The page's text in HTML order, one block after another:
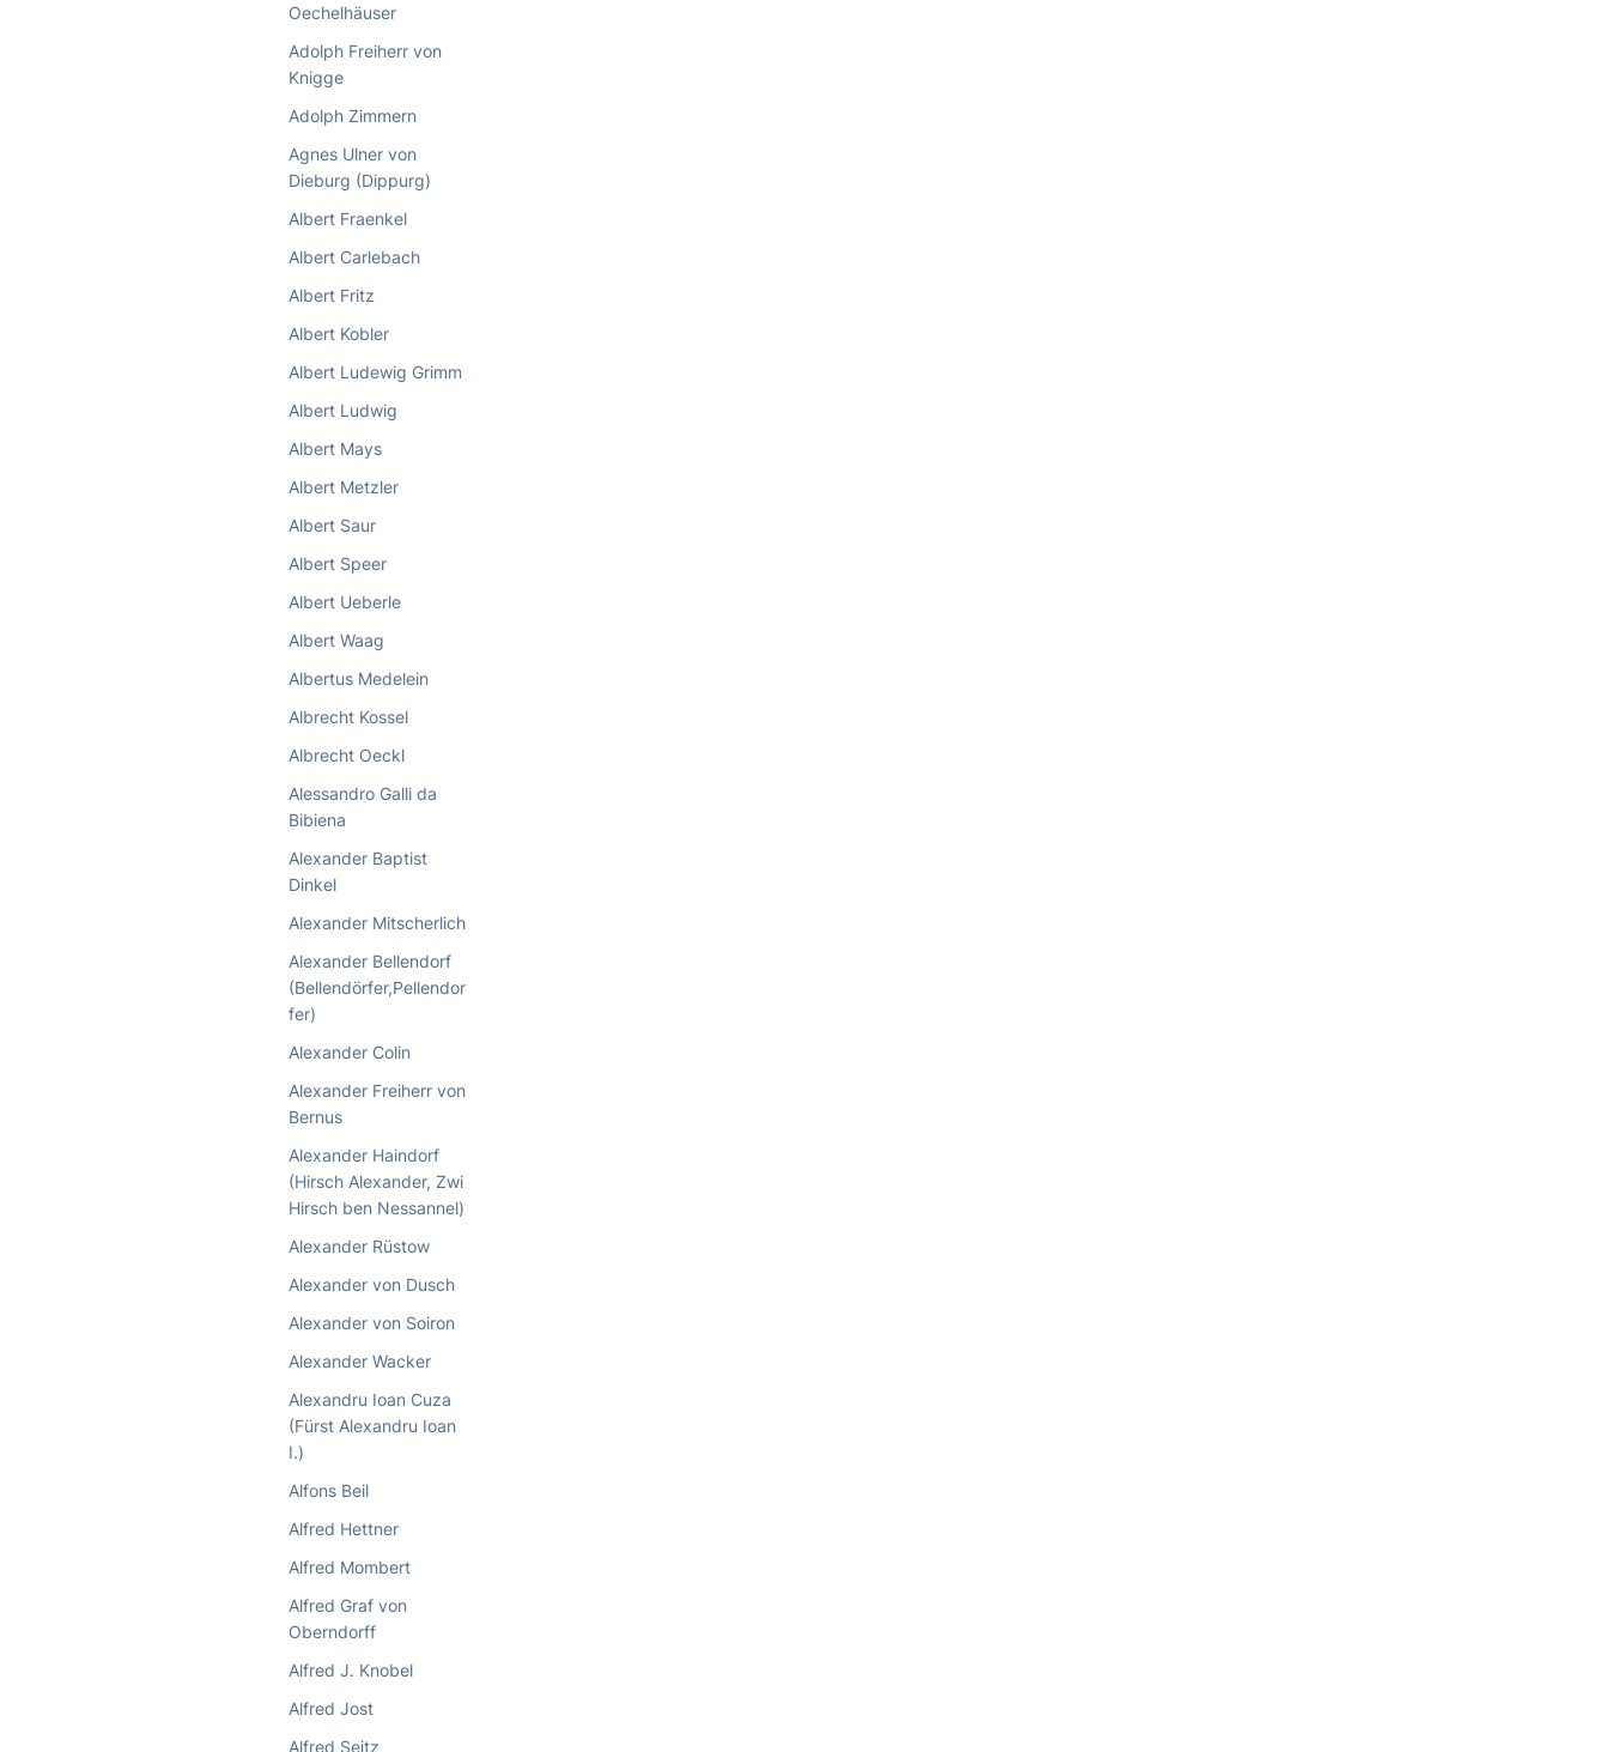
Oechelhäuser
Adolph Freiherr von
Knigge
Adolph Zimmern
Agnes Ulner von
Dieburg (Dippurg)
Albert Fraenkel
Albert Carlebach
Albert Fritz
Albert Kobler
Albert Ludewig Grimm
Albert Ludwig
Albert Mays
Albert Metzler
Albert Saur
Albert Speer
Albert Ueberle
Albert Waag
Albertus Medelein
Albrecht Kossel
Albrecht Oeckl
Alessandro Galli da
Bibiena
Alexander Baptist
Dinkel
Alexander Mitscherlich
Alexander Bellendorf
(Bellendörfer,Pellendor
fer)
Alexander Colin
Alexander Freiherr von
Bernus
Alexander Haindorf
(Hirsch Alexander, Zwi
Hirsch ben Nessannel)
Alexander Rüstow
Alexander von Dusch
Alexander von Soiron
Alexander Wacker
Alexandru Ioan Cuza
(Fürst Alexandru Ioan
I.)
Alfons Beil
Alfred Hettner
Alfred Mombert
Alfred Graf von
Oberndorff
Alfred J. Knobel
Alfred Jost
Alfred Seitz